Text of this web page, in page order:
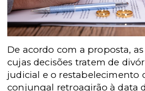
De acordo com a proposta,
cujas decisões tratem de
judicial e o restabelecimento
conjungal retroagirão à data